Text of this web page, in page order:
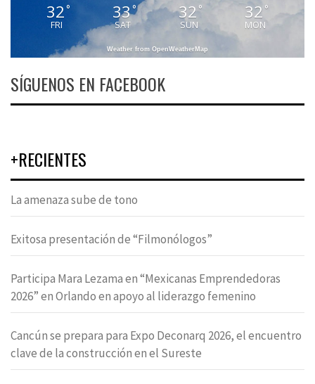
32°
FRI
33°
SAT
32 °
SUN
32 °
MON
Weather from OpenWeatherMap
SÍGUENOS EN FACEBOOK
+RECIENTES
La amenaza sube de tono
Exitosa presentación de “Filmonólogos”
Participa Mara Lezama en “Mexicanas Emprendedoras
2026” en Orlando en apoyo al liderazgo femenino
Cancún se prepara para Expo Deconarq 2026, el encuentro
clave de la construcción en el Sureste